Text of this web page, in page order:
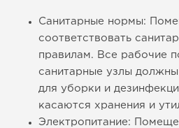
Санитарные нормы:
соответствовать
правилам. Все рабочие
санитарные узлы
для уборки и
касаются хранения и
Электропитание: